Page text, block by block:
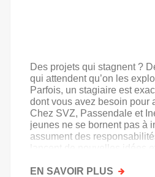
Des projets qui stagnent ?
qui attendent qu’on les
Parfois, un stagiaire est
dont vous avez besoin pour
Chez SVZ, Passendale et
jeunes ne se bornent pas à
assument des
lancent de nouvelles idées
EN SAVOIR PLUS SUR